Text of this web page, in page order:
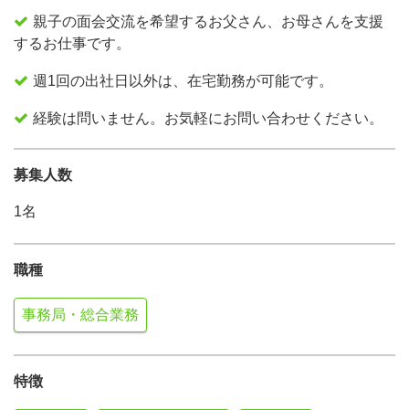
親子の面会交流を希望するお父さん、お母さんを支援
するお仕事です。
週1回の出社日以外は、在宅勤務が可能です。
経験は問いません。お気軽にお問い合わせください。
募集人数
1名
職種
事務局・総合業務
特徴